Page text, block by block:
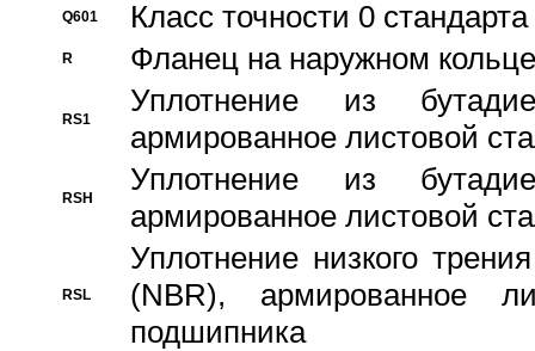
Q601 Класс точности 0
R Фланец на наружном кольце
RS1
Уплотнение из
армированное листовой
RSH
Уплотнение из
армированное листовой
RSL
Уплотнение низкого
(NBR), армированное
подшипника